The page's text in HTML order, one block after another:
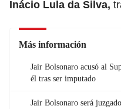
Inácio Lula da Silva,
Más información
Jair Bolsonaro acusó al
él tras ser imputado
Jair Bolsonaro será